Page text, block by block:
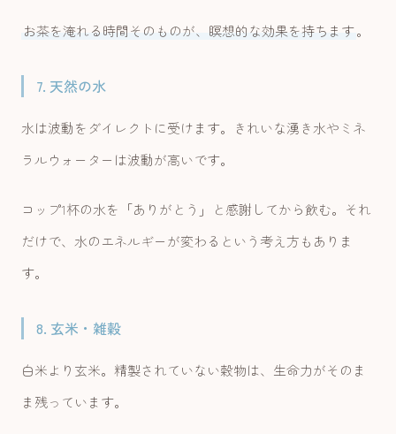
お茶を淹れる時間そのものが、瞑想的な効果を持ちます。
7. 天然の水
水は波動をダイレクトに受けます。きれいな湧き水やミネ
ラルウォーターは波動が高いです。
コップ1杯の水を「ありがとう」と感謝してから飲む。それ
だけで、水のエネルギーが変わるという考え方もありま
す。
8. 玄米・雑穀
白米より玄米。精製されていない穀物は、生命力がそのま
ま残っています。